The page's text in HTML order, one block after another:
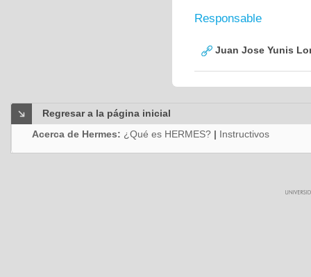
Responsable
Juan Jose Yunis
Regresar a la página inicial
Acerca de Hermes: ¿Qué es HERMES? | Instructivos